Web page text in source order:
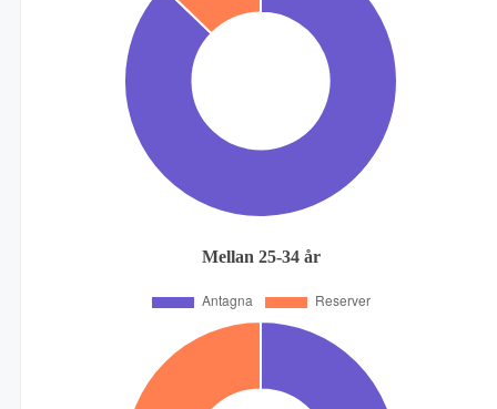
Mellan 25-34 år